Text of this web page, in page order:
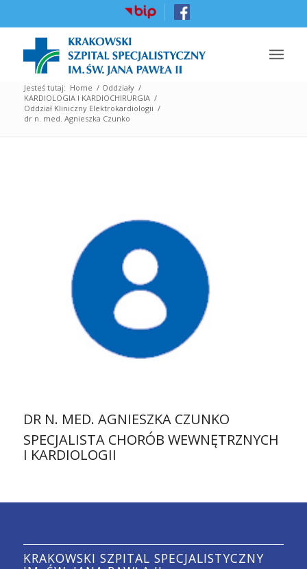
Jesteś tutaj: Home / Oddziały /
KARDIOLOGIA I KARDIOCHIRURGIA /
Oddział Kliniczny Elektrokardiologii /
dr n. med. Agnieszka Czunko
DR N. MED. AGNIESZKA CZUNKO
SPECJALISTA CHORÓB WEWNĘTRZNYCH
I KARDIOLOGII
KRAKOWSKI SZPITAL SPECJALISTYCZNY